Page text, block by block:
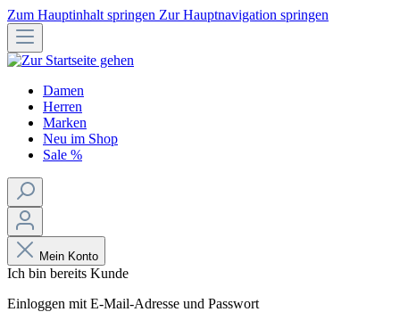
Zum Hauptinhalt springen Zur Hauptnavigation springen
Damen
Herren
Marken
Neu im Shop
Sale %
Mein Konto
Ich bin bereits Kunde
Einloggen mit E-Mail-Adresse und Passwort